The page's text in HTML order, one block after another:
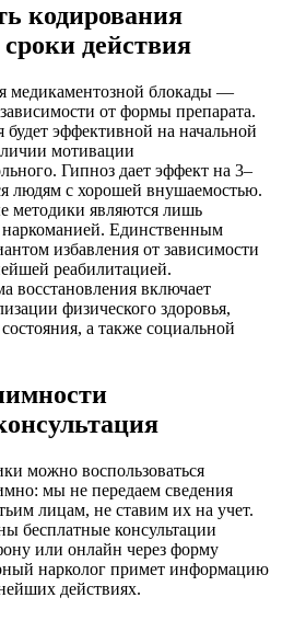
кодирования
действия
медикаментозной блокады —
от формы препарата.
будет эффективной на начальной
мотивации
Гипноз дает эффект на 3–
людям с хорошей внушаемостью.
методики являются лишь
наркоманией. Единственным
избавления от зависимости
реабилитацией.
восстановления включает
физического здоровья,
а также социальной
можно воспользоваться
мы не передаем сведения
лицам, не ставим их на учет.
бесплатные консультации
или онлайн через форму
нарколог примет информацию
действиях.